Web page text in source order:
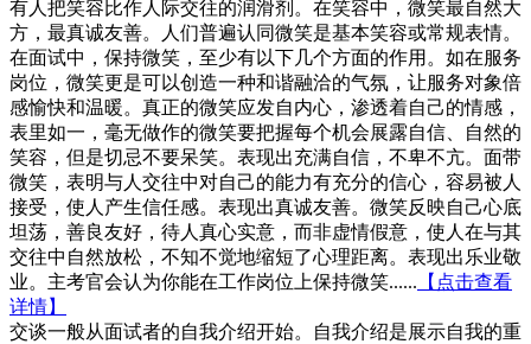
有人把笑容比作人际交往的润滑剂。在笑容中，微笑最自然大
方，最真诚友善。人们普遍认同微笑是基本笑容或常规表情。
在面试中，保持微笑，至少有以下几个方面的作用。如在服务
岗位，微笑更是可以创造一种和谐融洽的气氛，让服务对象倍
感愉快和温暖。真正的微笑应发自内心，渗透着自己的情感，
表里如一，毫无做作的微笑要把握每个机会展露自信、自然的
笑容，但是切忌不要呆笑。表现出充满自信，不卑不亢。面带
微笑，表明与人交往中对自己的能力有充分的信心，容易被人
接受，使人产生信任感。表现出真诚友善。微笑反映自己心底
坦荡，善良友好，待人真心实意，而非虚情假意，使人在与其
交往中自然放松，不知不觉地缩短了心理距离。表现出乐业敬
业。主考官会认为你能在工作岗位上保持微笑...... 【点击查看
详情】
交谈一般从面试者的自我介绍开始。自我介绍是展示自我的重